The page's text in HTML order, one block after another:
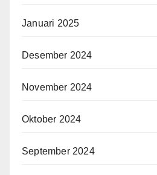
Januari 2025
Desember 2024
November 2024
Oktober 2024
September 2024